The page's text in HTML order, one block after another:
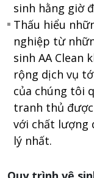
sinh hằng giờ
Thấu hiểu
nghiệp từ
sinh AA Clean
rộng dịch vụ
của chúng tôi
tranh thủ
với chất lượng
lý nhất.